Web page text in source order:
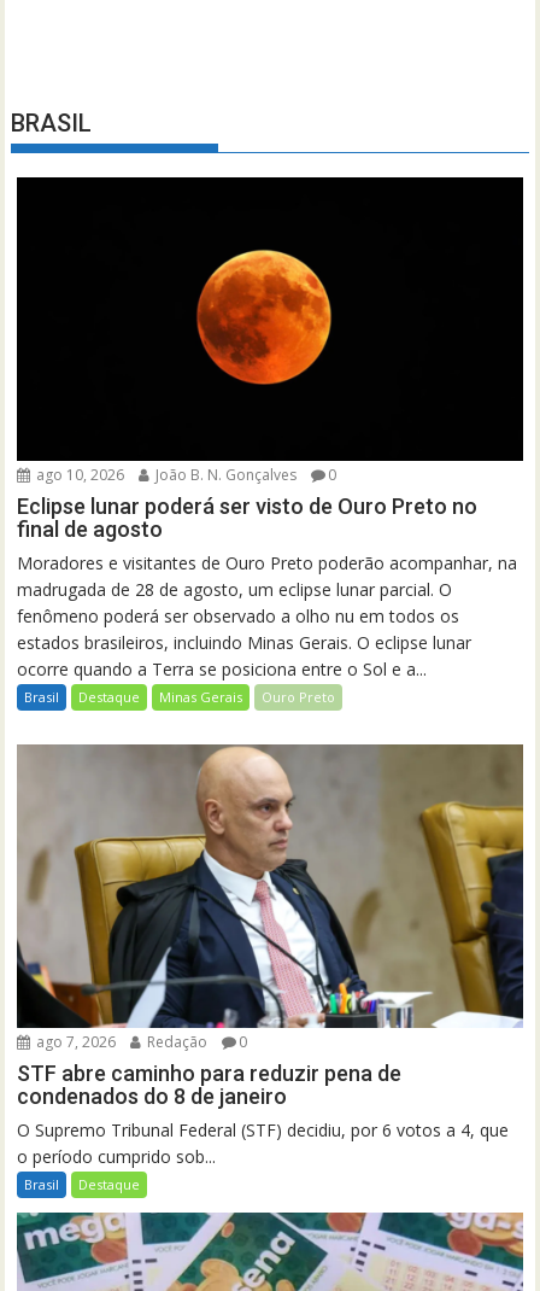
BRASIL
ago 10, 2026 João B. N. Gonçalves 0
Eclipse lunar poderá ser visto de Ouro Preto no
final de agosto
Moradores e visitantes de Ouro Preto poderão acompanhar, na
madrugada de 28 de agosto, um eclipse lunar parcial. O
fenômeno poderá ser observado a olho nu em todos os
estados brasileiros, incluindo Minas Gerais. O eclipse lunar
ocorre quando a Terra se posiciona entre o Sol e a...
Brasil Destaque Minas Gerais Ouro Preto
ago 7, 2026 Redação 0
STF abre caminho para reduzir pena de
condenados do 8 de janeiro
O Supremo Tribunal Federal (STF) decidiu, por 6 votos a 4, que
o período cumprido sob...
Brasil Destaque